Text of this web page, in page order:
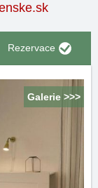
Rezervace
Galerie >>>